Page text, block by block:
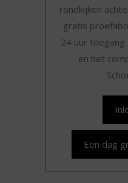
rondkijken
gratis
24 uur
en het
Een dag